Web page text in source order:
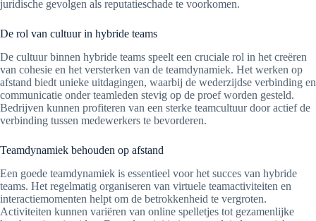
juridische gevolgen als reputatieschade te voorkomen.
De rol van cultuur in hybride teams
De cultuur binnen hybride teams speelt een cruciale rol in het creëren
van cohesie en het versterken van de teamdynamiek. Het werken op
afstand biedt unieke uitdagingen, waarbij de wederzijdse verbinding en
communicatie onder teamleden stevig op de proef worden gesteld.
Bedrijven kunnen profiteren van een sterke teamcultuur door actief de
verbinding tussen medewerkers te bevorderen.
Teamdynamiek behouden op afstand
Een goede teamdynamiek is essentieel voor het succes van hybride
teams. Het regelmatig organiseren van virtuele teamactiviteiten en
interactiemomenten helpt om de betrokkenheid te vergroten.
Activiteiten kunnen variëren van online spelletjes tot gezamenlijke